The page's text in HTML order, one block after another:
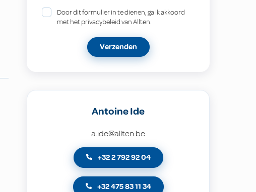
Door dit formulier in te dienen, ga ik akkoord
met het privacybeleid van Allten.
Verzenden
Antoine Ide
a.ide@allten.be
+32 2 792 92 04
+32 475 83 11 34